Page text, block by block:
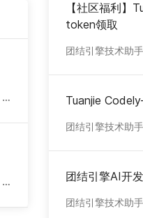
【社区福利】
token领取
团结引擎技术助手
Tuanjie
团结引擎技术助手
团结引擎AI开
团结引擎技术助手